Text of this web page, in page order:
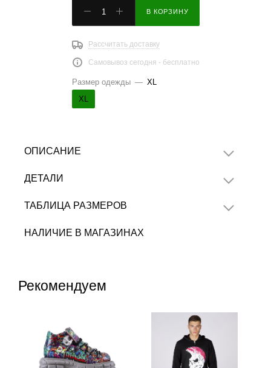
В КОРЗИНУ
Рассчитать доставку
Самовывоз сегодня - бесплатно
Размер одежды — XL
XL
ОПИСАНИЕ
ДЕТАЛИ
ТАБЛИЦА РАЗМЕРОВ
НАЛИЧИЕ В МАГАЗИНАХ
Рекомендуем